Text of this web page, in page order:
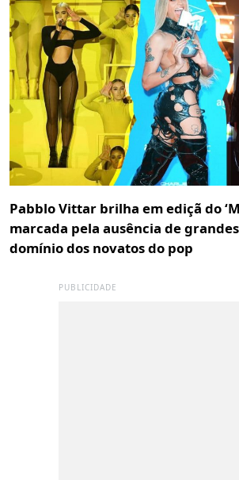
Pabblo Vittar brilha em ediçã do
marcada pela ausência de
domínio dos novatos do pop
PUBLICIDADE